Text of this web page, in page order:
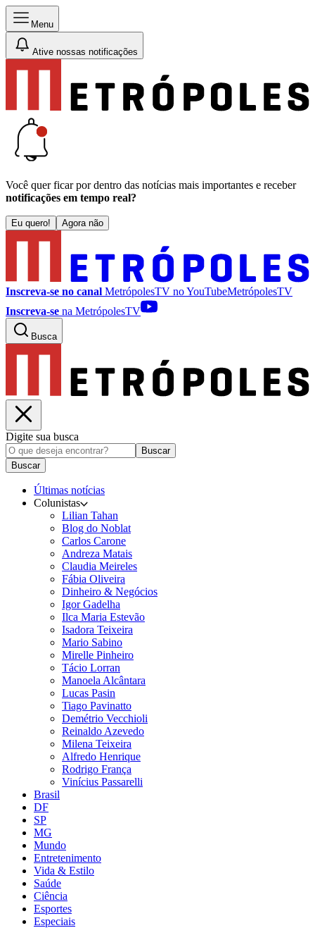
Menu
Ative nossas notificações
Você quer ficar por dentro das notícias mais importantes e receber
notificações em tempo real?
Eu quero! Agora não
Inscreva-se no canal MetrópolesTV noYouTubeMetrópolesTV
Inscreva-se na MetrópolesTV
Busca
Digite sua busca
Buscar
Buscar
Últimas notícias
Colunistas
Lilian Tahan
Blog do Noblat
Carlos Carone
Andreza Matais
Claudia Meireles
Fábia Oliveira
Dinheiro & Negócios
Igor Gadelha
Ilca Maria Estevão
Isadora Teixeira
Mario Sabino
Mirelle Pinheiro
Tácio Lorran
Manoela Alcântara
Lucas Pasin
Tiago Pavinatto
Demétrio Vecchioli
Reinaldo Azevedo
Milena Teixeira
Alfredo Henrique
Rodrigo França
Vinícius Passarelli
Brasil
DF
SP
MG
Mundo
Entretenimento
Vida & Estilo
Saúde
Ciência
Esportes
Especiais